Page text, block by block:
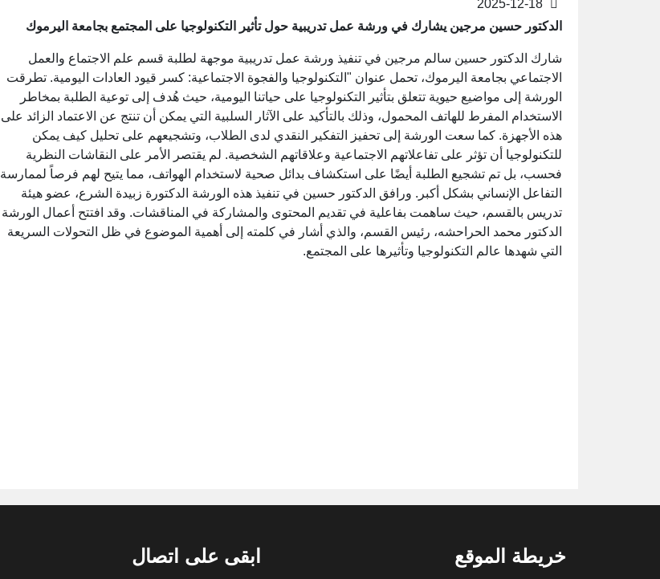
الدكتور حسين مرجين يشارك في ورشة عمل تدريبية حول تأثير التكنولوجيا على المجتمع بجامعة اليرموك
شارك الدكتور حسين سالم مرجين في تنفيذ ورشة عمل تدريبية موجهة لطلبة قسم علم الاجتماع والعمل
الاجتماعي بجامعة اليرموك، تحمل عنوان "التكنولوجيا والفجوة الاجتماعية: كسر قيود العادات اليومية. تطرقت
الورشة إلى مواضيع حيوية تتعلق بتأثير التكنولوجيا على حياتنا اليومية، حيث هُدف إلى توعية الطلبة بمخاطر
الاستخدام المفرط للهاتف المحمول، وذلك بالتأكيد على الآثار السلبية التي يمكن أن تنتج عن الاعتماد الزائد على
هذه الأجهزة. كما سعت الورشة إلى تحفيز التفكير النقدي لدى الطلاب، وتشجيعهم على تحليل كيف يمكن
للتكنولوجيا أن تؤثر على تفاعلاتهم الاجتماعية وعلاقاتهم الشخصية. لم يقتصر الأمر على النقاشات النظرية
فحسب، بل تم تشجيع الطلبة أيضًا على استكشاف بدائل صحية لاستخدام الهواتف، مما يتيح لهم فرصاً لممارسة
التفاعل الإنساني بشكل أكبر. ورافق الدكتور حسين في تنفيذ هذه الورشة الدكتورة زبيدة الشرع، عضو هيئة
تدريس بالقسم، حيث ساهمت بفاعلية في تقديم المحتوى والمشاركة في المناقشات. وقد افتتح أعمال الورشة
الدكتور محمد الحراحشه، رئيس القسم، والذي أشار في كلمته إلى أهمية الموضوع في ظل التحولات السريعة
التي شهدها عالم التكنولوجيا وتأثيرها على المجتمع.
خريطة الموقع ابقى على اتصال